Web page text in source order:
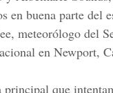
en buena parte del
meteorólogo del
en Newport,
principal que